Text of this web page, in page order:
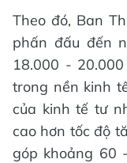
Theo đó, Ban
phấn đấu đến
18.000 -
trong nền kinh
của kinh tế tư
cao hơn tốc độ
góp khoảng 60